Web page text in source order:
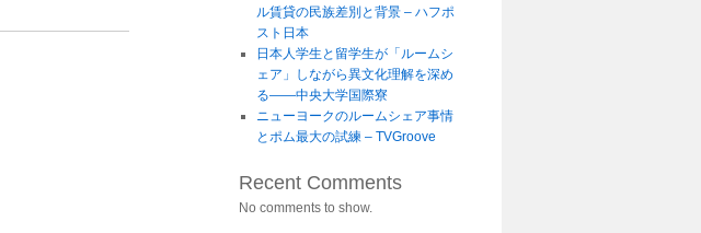
ル賃貸の民族差別と背景 – ハフポ
スト日本
日本人学生と留学生が「ルームシ
ェア」しながら異文化理解を深め
る――中央大学国際寮
ニューヨークのルームシェア事情
とポム最大の試練 – TVGroove
Recent Comments
No comments to show.